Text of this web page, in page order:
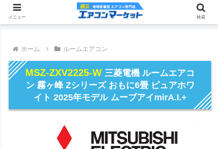
ホーム ルームエアコン
MSZ-ZXV2225-W 三菱電機 ルームエアコ
ン 霧ヶ峰 Zシリーズ おもに6畳 ピュアホワ
イト 2025年モデル ムーブアイmirA.I.+
メニュー 検索